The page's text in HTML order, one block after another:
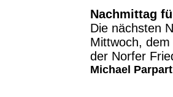
Nachmittag
Die nächsten
Mittwoch,
der Norfer
Michael Parpart